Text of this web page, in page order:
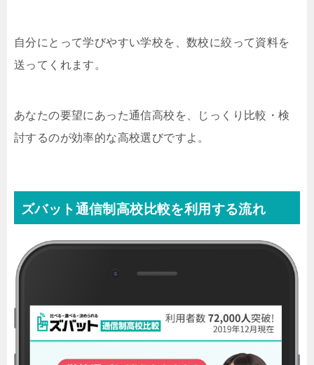
自分にとって学びやすい学校を、数校に絞って資料を
送ってくれます。
あなたの要望にあった通信高校を、じっくり比較・検
討するのが効率的な高校選びですよ。
ズバット通信制高校比較を利用する流れ